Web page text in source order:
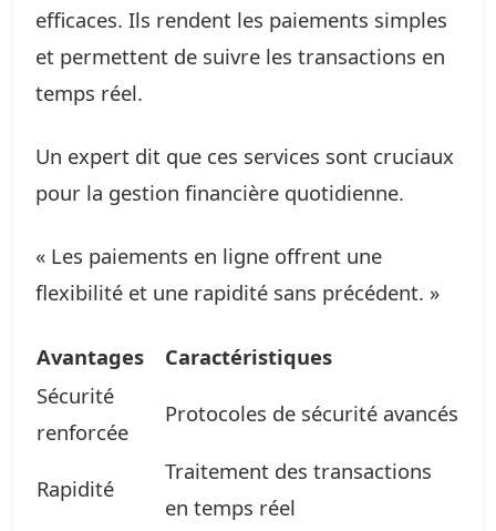
efficaces. Ils rendent les paiements simples
et permettent de suivre les transactions en
temps réel.
Un expert dit que ces services sont cruciaux
pour la gestion financière quotidienne.
« Les paiements en ligne offrent une
flexibilité et une rapidité sans précédent. »
Avantages
Caractéristiques
Sécurité
renforcée
Protocoles de sécurité avancés
Rapidité
Traitement des transactions
en temps réel